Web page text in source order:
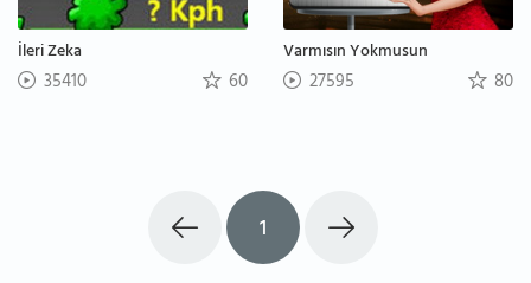
İleri Zeka
35410 60
Varmısın Yokmusun
27595 80
1